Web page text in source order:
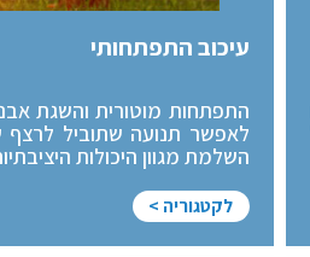
עיכוב התפתחותי
התפתחות מוטורית והשגת
לאפשר תנועה שתוביל
השלמת מגוון היכולות
לקטגוריה >